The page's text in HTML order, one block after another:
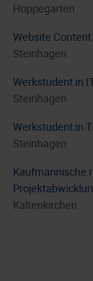
Hoppegarten
Website
Steinhagen
Werkstudent:in
Steinhagen
Werkstudent:in
Steinhagen
Kaltenkirchen